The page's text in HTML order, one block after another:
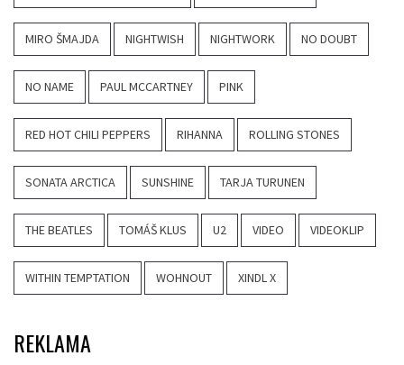
MIRO ŠMAJDA NIGHTWISH NIGHTWORK NO DOUBT
NO NAME PAUL MCCARTNEY PINK
RED HOT CHILI PEPPERS RIHANNA ROLLING STONES
SONATA ARCTICA SUNSHINE TARJA TURUNEN
THE BEATLES TOMÁŠ KLUS U2 VIDEO VIDEOKLIP
WITHIN TEMPTATION WOHNOUT XINDL X
REKLAMA